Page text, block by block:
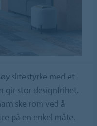
slitestyrke med et
gir stor designfrihet.
rom ved å
på en enkel måte.